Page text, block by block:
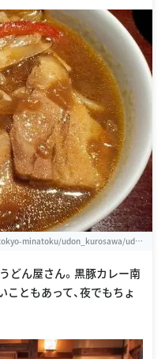
minatoku/udon_kurosawa/udon
どん屋さん。黒豚カレー南
ともあって、夜でもちょ